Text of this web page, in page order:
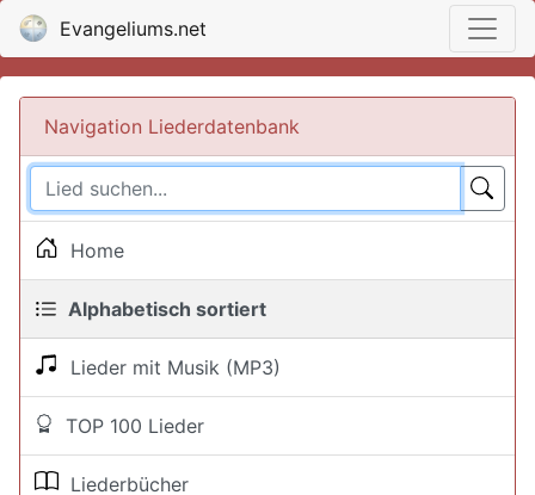
Evangeliums.net
Navigation Liederdatenbank
Home
Alphabetisch sortiert
Lieder mit Musik (MP3)
TOP 100 Lieder
Liederbücher